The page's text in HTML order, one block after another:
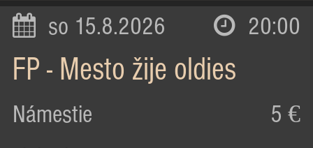
so 15.8.2026 20:00
FP - Mesto žije oldies
Námestie 5 €